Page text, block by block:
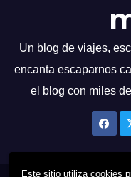
Este sitio utiliza cookies
Un blog de viajes,
encanta escaparnos
el blog con miles